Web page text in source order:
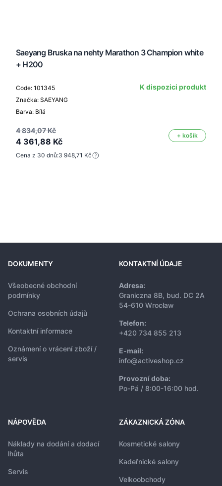
Saeyang Bruska na nehty Marathon 3 Champion white
+ H200
Code: 101345
Značka: SAEYANG
Barva: Bílá
K dispozici produkt
4 834,07 Kč
4 361,88 Kč
+ košík
Cena z 30 dnů:3 948,71 Kč
DOKUMENTY
Všeobecné obchodní
podmínky
Ochrana osobních údajů
Kontaktní informace
Oznámení o vrácení zboží /
servis
KONTAKTNÍ ÚDAJE
Adresa:
Graniczna 8B, bud. DC 2A
54-610 Wrocław
Telefon:
+420 734 855 213
E-mail:
info@activeshop.cz
Provozní doba:
Po-Pá / 8:00-16:00 hod.
NÁPOVĚDA
Náklady na dodání a dodací
lhůta
Servis
ZÁKAZNICKÁ ZÓNA
Kosmetické salony
Kadeřnické salony
Velkoobchody